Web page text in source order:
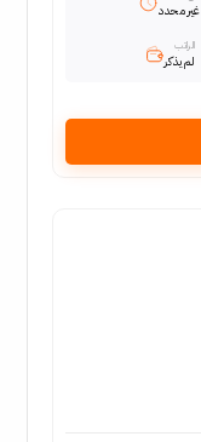
غير محدد
الراتب
لم يذكر